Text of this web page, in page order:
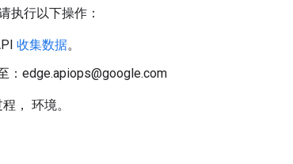
执行以下操作：
收集数据。
：edge.apiops@google.com
， 环境。